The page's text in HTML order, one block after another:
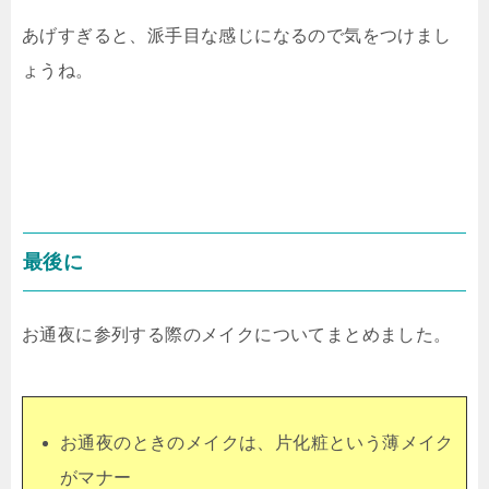
あげすぎると、派手目な感じになるので気をつけまし
ょうね。
最後に
お通夜に参列する際のメイクについてまとめました。
お通夜のときのメイクは、片化粧という薄メイク
がマナー